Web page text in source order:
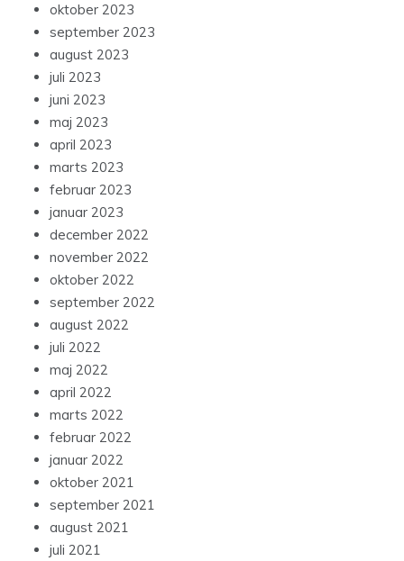
oktober 2023
september 2023
august 2023
juli 2023
juni 2023
maj 2023
april 2023
marts 2023
februar 2023
januar 2023
december 2022
november 2022
oktober 2022
september 2022
august 2022
juli 2022
maj 2022
april 2022
marts 2022
februar 2022
januar 2022
oktober 2021
september 2021
august 2021
juli 2021